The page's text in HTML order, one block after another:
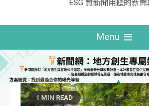
ESG 贊新聞用聽的新聞
Menu
1 MIN READ